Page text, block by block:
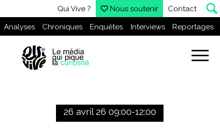
Qui Vive ? Nous soutenir Contact
Analyses Chroniques Enquêtes Interviews Reportages
26 avril 26 09:00-12:00